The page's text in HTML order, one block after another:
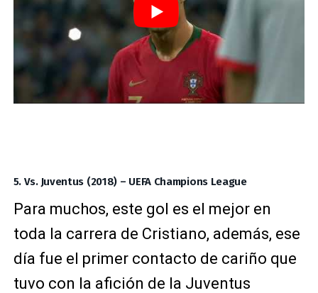
5. Vs. Juventus (2018) – UEFA Champions League
Para muchos, este gol es el mejor en
toda la carrera de Cristiano, además, ese
día fue el primer contacto de cariño que
tuvo con la afición de la Juventus